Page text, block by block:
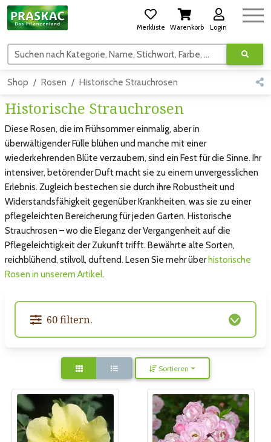
Merkliste Warenkorb Login
Suchen nach Kategorie, Name, Stichwort, Farbe, usw.
Shop Rosen Historische Strauchrosen
Historische Strauchrosen
Diese Rosen, die im Frühsommer einmalig, aber in
überwältigender Fülle blühen und manche mit einer
wiederkehrenden Blüte verzaubern, sind ein Fest für die Sinne. Ihr
intensiver, betörender Duft macht sie zu einem unvergesslichen
Erlebnis. Zugleich bestechen sie durch ihre Robustheit und
Widerstandsfähigkeit gegenüber Krankheiten, was sie zu einer
pflegeleichten Bereicherung für jeden Garten. Historische
Strauchrosen – wo die Eleganz der Vergangenheit auf die
Pflegeleichtigkeit der Zukunft trifft. Bewährte alte Sorten,
reichblühend, stilvoll, duftend. Lesen Sie mehr über historische
Rosen in unserem Artikel.
60 filtern.
Sortieren